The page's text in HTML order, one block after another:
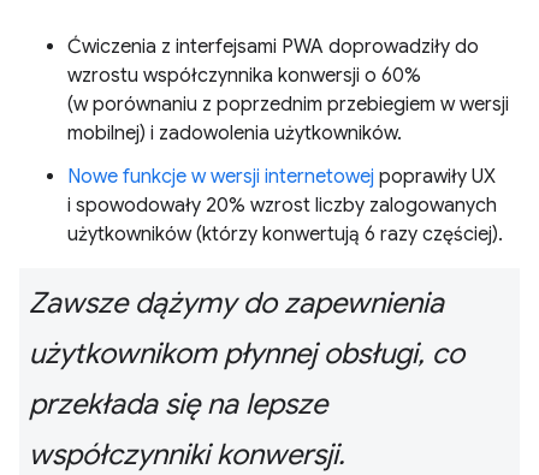
Ćwiczenia z interfejsami PWA doprowadziły do
wzrostu współczynnika konwersji o 60%
(w porównaniu z poprzednim przebiegiem w wersji
mobilnej) i zadowolenia użytkowników.
Nowe funkcje w wersji internetowej poprawiły UX
i spowodowały 20% wzrost liczby zalogowanych
użytkowników (którzy konwertują 6 razy częściej).
Zawsze dążymy do zapewnienia
użytkownikom płynnej obsługi, co
przekłada się na lepsze
współczynniki konwersji.